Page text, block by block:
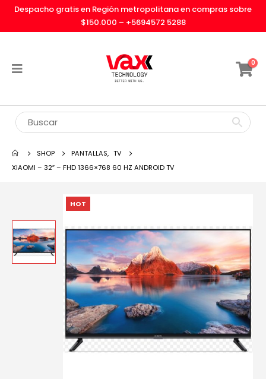
Despacho gratis en Región metropolitana en compras sobre
$150.000 – +5694572 5288
0
SHOP PANTALLAS, TV
XIAOMI – 32″ – FHD 1366×768 60 HZ ANDROID TV
HOT